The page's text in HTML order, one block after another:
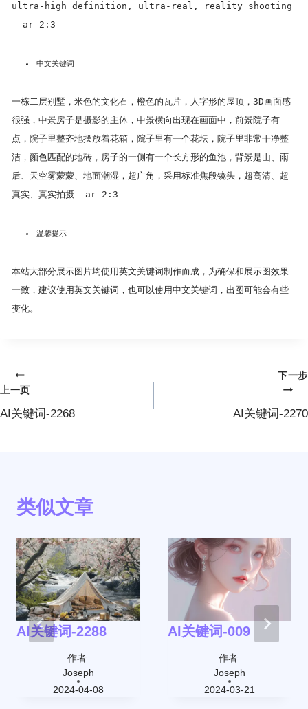
ultra-high definition, ultra-real, reality shooting
--ar 2:3
中文关键词
一栋二层别墅，米色的文化石，橙色的瓦片，人字形的屋顶，3D画面感
很强，中景房子是摄影的主体，中景横向出现在画面中，前景院子有
点，院子里整齐地摆放着花箱，院子里有一个花坛，院子里非常干净整
洁，颜色匹配的地砖，房子的一侧有一个长方形的鱼池，背景是山、雨
后、天空雾蒙蒙、地面潮湿，超广角，采用标准焦段镜头，超高清、超
真实、真实拍摄--ar 2:3
温馨提示
本站大部分展示图片均使用英文关键词制作而成，为确保和展示图效果
一致，建议使用英文关键词，也可以使用中文关键词，出图可能会有些
变化。
文
章
上一页
AI关键词-2268
下一步
AI关键词-2270
类似文章
AI关键词-2288
作者
Joseph
2024-04-08
AI关键词-009
作者
Joseph
2024-03-21